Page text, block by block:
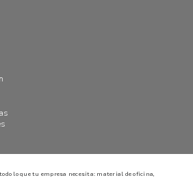
lo que tu empresa necesita: material de oficina,